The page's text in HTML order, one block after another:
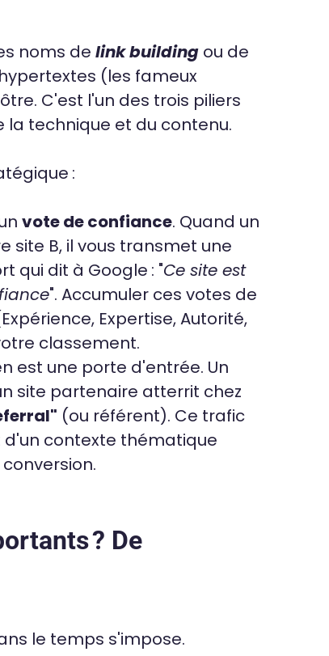
noms de link building ou de
(les fameux
C'est l'un des trois piliers
la technique et du contenu.
:
vote de confiance. Quand un
site B, il vous transmet une
qui dit à Google : "Ce site est
". Accumuler ces votes de
Expertise, Autorité,
classement.
est une porte d'entrée. Un
site partenaire atterrit chez
(ou référent). Ce trafic
contexte thématique
? De
le temps s'impose.